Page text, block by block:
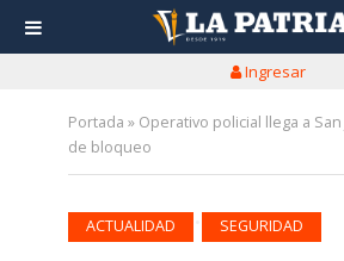
Ingresar
Portada » Operativo policial llega a San
de bloqueo
ACTUALIDAD SEGURIDAD